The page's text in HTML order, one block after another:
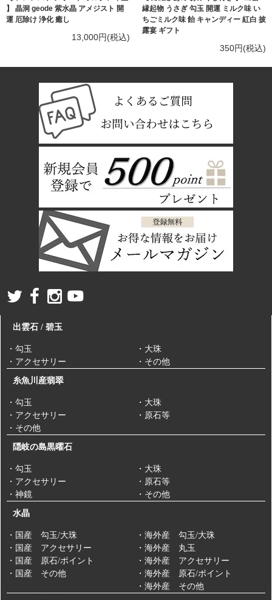
】 晶洞 geode 紫水晶 アメジスト 開
運 厄除け 浄化 癒し
13,000円(税込)
縁起物 うさぎ 勾玉 開運 ミルク味 い
ちごミルク味 飴 キャンディー 紅白 披
露宴 ギフト
350円(税込)
出雲石 / 碧玉
・勾玉
・大珠
・アクセサリー
・その他
糸魚川産翡翠
・勾玉
・大珠
・アクセサリー
・原石等
・その他
隠岐の島黒曜石
・勾玉
・大珠
・アクセサリー
・原石等
・神鏡
・その他
水晶
・国産 勾玉/大珠
・海外産 勾玉/大珠
・国産 アクセサリー
・海外産 丸玉
・国産 原石/ポイント
・海外産 アクセサリー
・国産 その他
・海外産 原石/ポイント
・海外産 その他